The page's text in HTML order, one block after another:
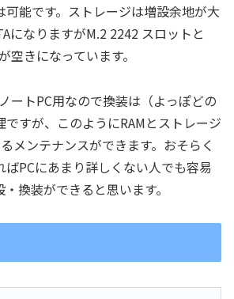
可能です。ストレージは増設余地が大
になりますがM.2 2242 スロットと
空きになっています。
ートPC用なので換装は（よっぽどの
すが、このようにRAMとストレージ
メンテナンスができます。おそらく
ばPCにあまり詳しくない人でも容易
換装ができると思います。